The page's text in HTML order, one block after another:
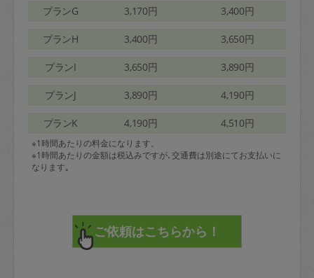
プランG 3,170円 3,400円
プランH 3,400円 3,650円
プランI 3,650円 3,890円
プランJ 3,890円 4,190円
プランK 4,190円 4,510円
※1時間あたりの料金になります。
※1時間あたりの金額は税込みですが､交通費は別途にてお支払いに
なります｡